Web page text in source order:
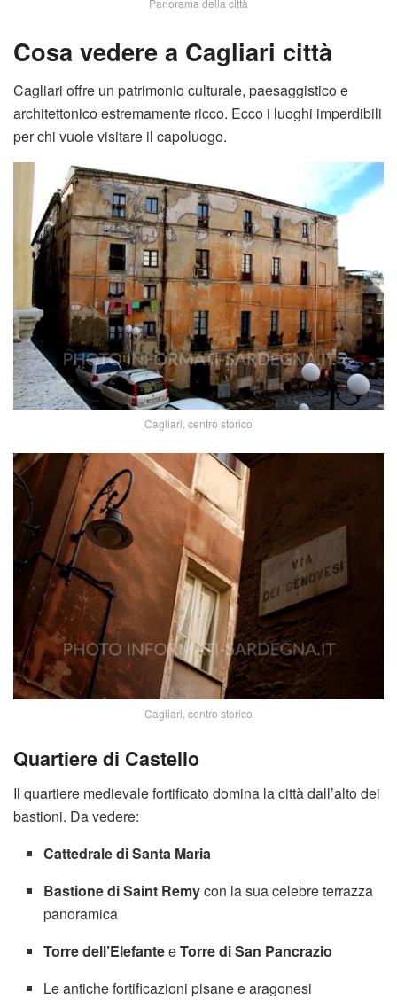
Panorama della città
Cosa vedere a Cagliari città
Cagliari offre un patrimonio culturale, paesaggistico e
architettonico estremamente ricco. Ecco i luoghi imperdibili
per chi vuole visitare il capoluogo.
Cagliari, centro storico
Cagliari, centro storico
Quartiere di Castello
Il quartiere medievale fortificato domina la città dall’alto dei
bastioni. Da vedere:
Cattedrale di Santa Maria
Bastione di Saint Remycon la sua celebre terrazza
panoramica
Torre dell’ElefanteeTorre di San Pancrazio
Le antiche fortificazioni pisane e aragonesi